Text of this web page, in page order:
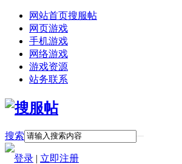
网站首页搜服帖
网页游戏
手机游戏
网络游戏
游戏资源
站务联系
搜索
登录 | 立即注册